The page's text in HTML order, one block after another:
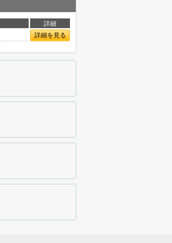
詳細
詳細を見る